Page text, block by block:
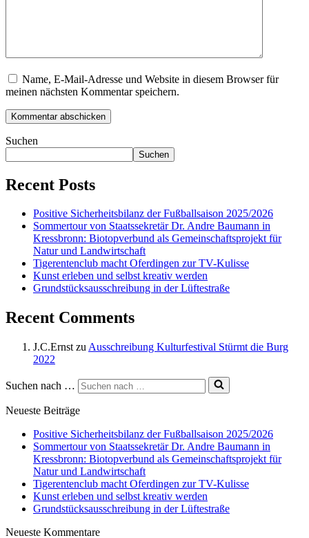
Name, E-Mail-Adresse und Website in diesem Browser für
meinen nächsten Kommentar speichern.
Suchen
Suchen
Recent Posts
Positive Sicherheitsbilanz der Fußballsaison 2025/2026
Sommertour von Staatssekretär Dr. Andre Baumann in
Kressbronn: Biotopverbund als Gemeinschaftsprojekt für
Natur und Landwirtschaft
Tigerentenclub macht Oferdingen zur TV-Kulisse
Kunst erleben und selbst kreativ werden
Grundstücksausschreibung in der Lüftestraße
Recent Comments
J.C.Ernst zu Ausschreibung Kulturfestival Stürmt die Burg
2022
Suchen nach …
Neueste Beiträge
Positive Sicherheitsbilanz der Fußballsaison 2025/2026
Sommertour von Staatssekretär Dr. Andre Baumann in
Kressbronn: Biotopverbund als Gemeinschaftsprojekt für
Natur und Landwirtschaft
Tigerentenclub macht Oferdingen zur TV-Kulisse
Kunst erleben und selbst kreativ werden
Grundstücksausschreibung in der Lüftestraße
Neueste Kommentare